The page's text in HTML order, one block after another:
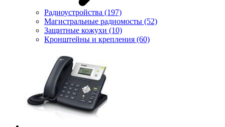
Радиоустройства (197)
Магистральные радиомосты (52)
Защитные кожухи (10)
Кронштейны и крепления (60)